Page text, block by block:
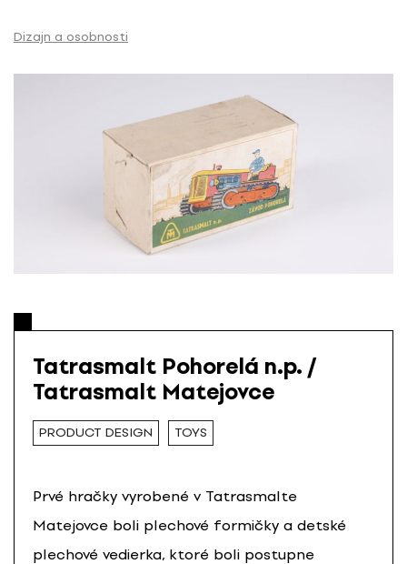
Dizajn a osobnosti
Tatrasmalt Pohorelá n.p. /
Tatrasmalt Matejovce
PRODUCT DESIGN TOYS
Prvé hračky vyrobené v Tatrasmalte
Matejovce boli plechové formičky a detské
plechové vedierka, ktoré boli postupne